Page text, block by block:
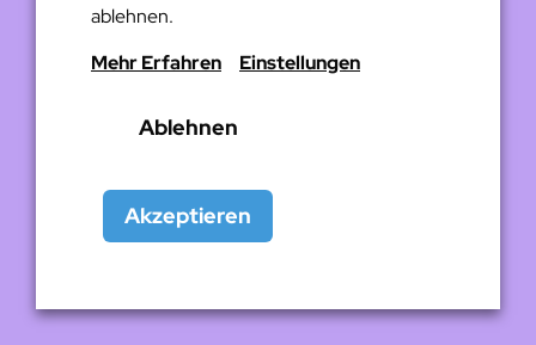
ablehnen.
Mehr Erfahren
Einstellungen
Ablehnen
Akzeptieren